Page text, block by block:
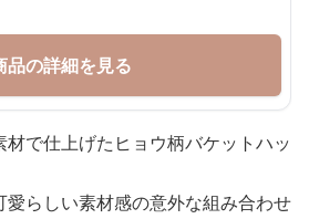
品の詳細を見る
で仕上げたヒョウ柄バケットハッ
愛らしい素材感の意外な組み合わせ